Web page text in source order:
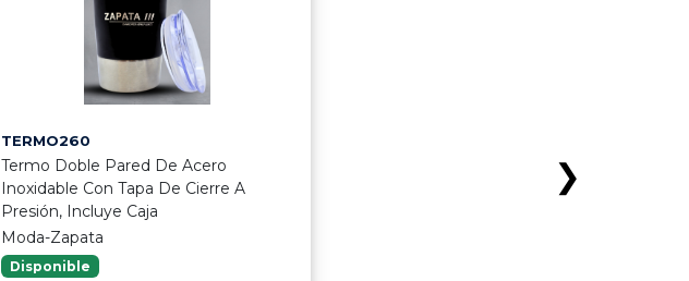
TERMO260
Termo Doble Pared De Acero
Inoxidable Con Tapa De Cierre A
Presión, Incluye Caja
Moda-Zapata
Disponible
❯